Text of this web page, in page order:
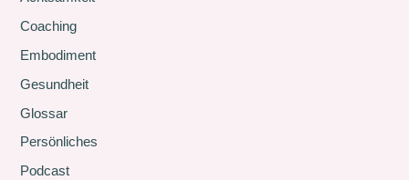
Coaching
Embodiment
Gesundheit
Glossar
Persönliches
Podcast